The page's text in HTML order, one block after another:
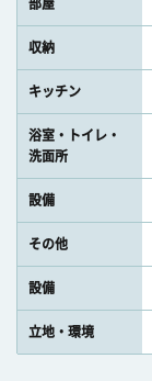
部屋
収納
キッチン
浴室・トイレ・
洗面所
設備
その他
設備
立地・環境